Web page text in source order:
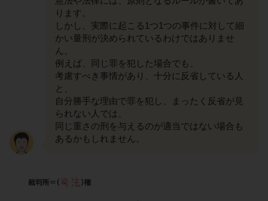
ります。
しかし、実際に起こる1つ1つの事件に対して細
かい量刑が決められているわけではありませ
ん。
例えば、同じ罪を犯した場合でも、
考慮すべき事情があり、十分に反省している人
と、
自分勝手な理由で罪を犯し、まったく反省が見
られない人では、
同じ重さの刑を与えるのが適当ではない場合も
あるかもしれません。